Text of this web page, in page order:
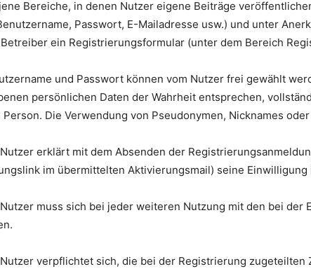
Bereiche, in denen Nutzer eigene Beiträge
Passwort, E-Mailadresse usw.) und unter
ein Registrierungsformular (unter dem Bereich
und Passwort können vom Nutzer frei gewählt
persönlichen Daten der Wahrheit entsprechen,
Die Verwendung von Pseudonymen, Nicknames
erklärt mit dem Absenden der
im übermittelten Aktivierungsmail) seine
muss sich bei jeder weiteren Nutzung mit den bei
verpflichtet sich, die bei der Registrierung